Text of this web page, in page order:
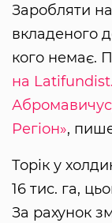
Заробляти на
вкладеного
кого немає.
на
Абромавичус
Регіон»,
Торік у
16 тис. га,
За рахунок